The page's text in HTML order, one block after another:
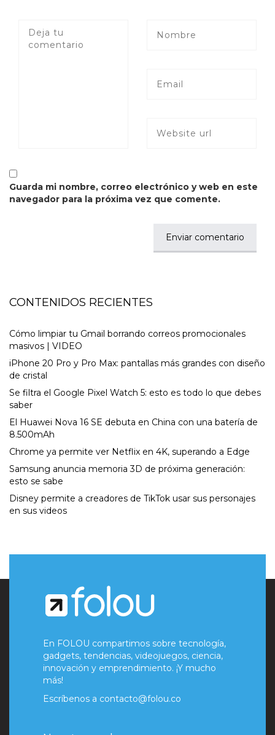
Guarda mi nombre, correo electrónico y web en este
navegador para la próxima vez que comente.
CONTENIDOS RECIENTES
Cómo limpiar tu Gmail borrando correos promocionales
masivos | VIDEO
iPhone 20 Pro y Pro Max: pantallas más grandes con diseño
de cristal
Se filtra el Google Pixel Watch 5: esto es todo lo que debes
saber
El Huawei Nova 16 SE debuta en China con una batería de
8.500mAh
Chrome ya permite ver Netflix en 4K, superando a Edge
Samsung anuncia memoria 3D de próxima generación:
esto se sabe
Disney permite a creadores de TikTok usar sus personajes
en sus videos
En FOLOU compartimos sobre tecnología,
gadgets, tendencias, videojuegos, ciencia,
innovación y emprendimiento. ¡Y mucho
más!
Escríbenos a contacto@folou.co